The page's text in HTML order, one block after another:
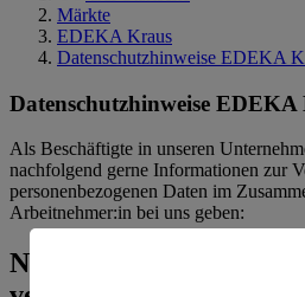
Märkte
EDEKA Kraus
Datenschutzhinweise EDEKA
Datenschutzhinweise EDEKA
Als Beschäftigte in unseren
nachfolgend gerne Informationen zur
personenbezogenen Daten im
Arbeitnehmer:in bei uns geben:
Name und Kontaktdaten